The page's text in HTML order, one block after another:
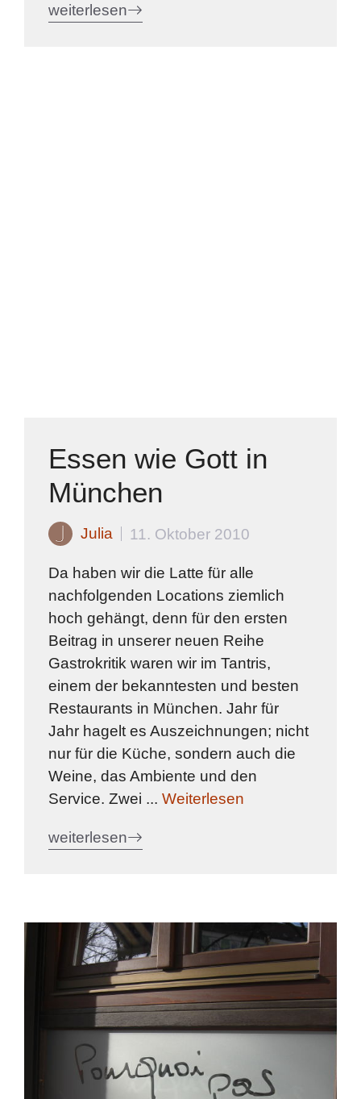
weiterlesen
Essen wie Gott in
München
Julia 11. Oktober 2010
Da haben wir die Latte für alle
nachfolgenden Locations ziemlich
hoch gehängt, denn für den ersten
Beitrag in unserer neuen Reihe
Gastrokritik waren wir im Tantris,
einem der bekanntesten und besten
Restaurants in München. Jahr für
Jahr hagelt es Auszeichnungen; nicht
nur für die Küche, sondern auch die
Weine, das Ambiente und den
Service. Zwei ... Weiterlesen
weiterlesen